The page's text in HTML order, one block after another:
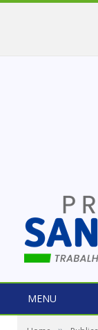
MENU